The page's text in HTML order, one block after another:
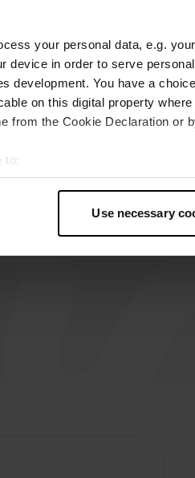
your personal data, e.g.
device in order to serve
development. You have a
on this digital property
from the Cookie Declaration or
to:
geographical location which
data is processed and
Use necessary
de reviews
O Oslofjord
jul. 2022
alles overeenkomend met
prijs 2 volw, tax, stroom)